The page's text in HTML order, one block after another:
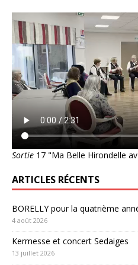
Sortie 17 "Ma Belle Hirondelle
ARTICLES RÉCENTS
BORELLY pour la quatrième
4 août 2026
Kermesse et concert Sedaiges
13 juillet 2026